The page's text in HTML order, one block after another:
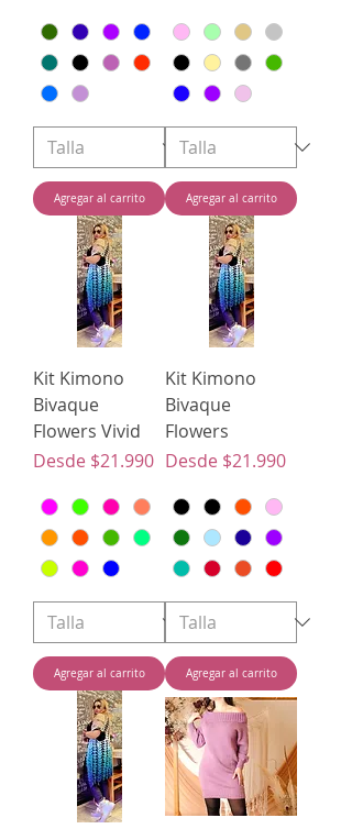
Agregar al carrito Agregar al carrito
Kit Kimono
Bivaque
Flowers Vivid
Desde $21.990
Precio de oferta
Agregar al carrito
Kit Kimono
Bivaque
Flowers
Desde $21.990
Precio de oferta
Agregar al carrito